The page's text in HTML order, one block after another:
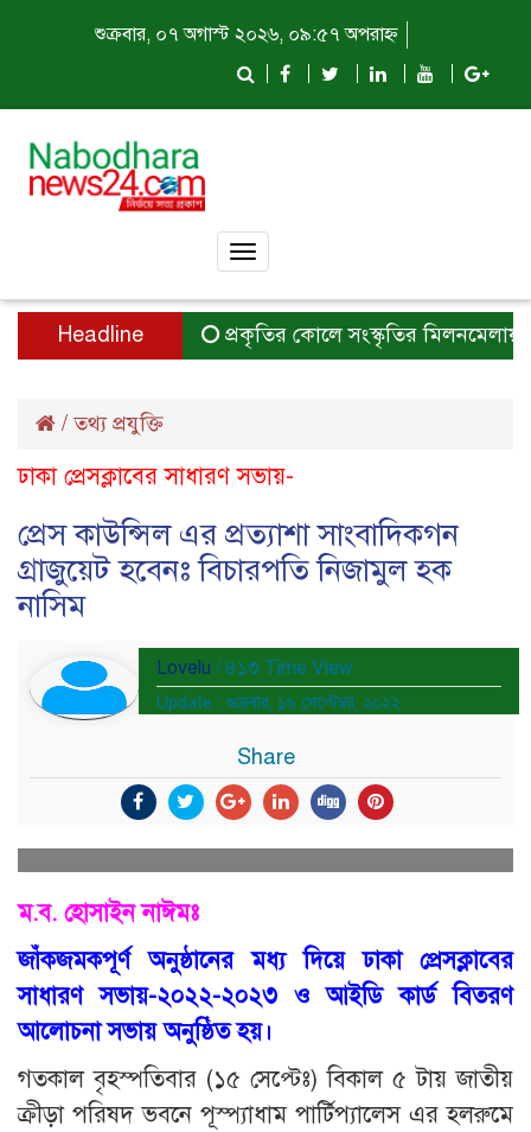
শুক্রবার, ০৭ অগাস্ট ২০২৬, ০৯:৫৭ অপরাহ্ন
Toggle
Headline প্রকৃতির কোলে সংস্কৃতির মিলনমেলায়
/তথ্য প্রযুক্তি
ঢাকা প্রেসক্লাবের সাধারণ সভায়-
প্রেস কাউন্সিল এর প্রত্যাশা সাংবাদিকগন
গ্রাজুয়েট হবেনঃ বিচারপতি নিজামুল হক
নাসিম
Lovelu / ৪১৩ Time View
Update : শুক্রবার, ১৬ সেপ্টেম্বর, ২০২২
Share
ম.ব. হোসাইন নাঈমঃ
জাঁকজমকপূর্ণ অনুষ্ঠানের মধ্য দিয়ে ঢাকা প্রেসক্লাবের
সাধারণ সভায়-২০২২-২০২৩ ও আইডি কার্ড বিতরণ
আলোচনা সভায় অনুষ্ঠিত হয়।
গতকাল বৃহস্পতিবার (১৫ সেপ্টেঃ) বিকাল ৫ টায় জাতীয়
ক্রীড়া পরিষদ ভবনে পূস্প্যাধাম পার্টিপ্যালেস এর হলরুমে